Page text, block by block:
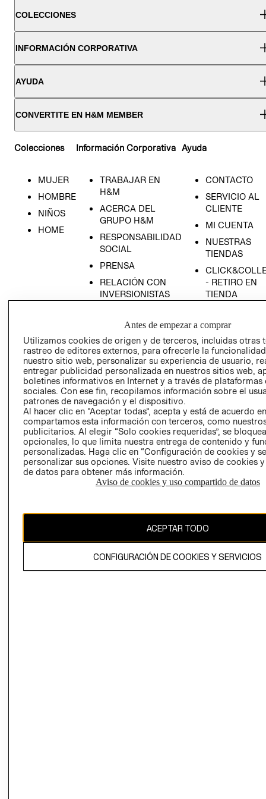
COLECCIONES
INFORMACIÓN CORPORATIVA
AYUDA
CONVERTITE EN H&M MEMBER
Colecciones
MUJER
HOMBRE
NIÑOS
HOME
Información Corporativa
TRABAJAR EN
H&M
ACERCA DEL
GRUPO H&M
RESPONSABILIDAD
SOCIAL
PRENSA
RELACIÓN CON
INVERSIONISTAS
EMPRESARIAL
Ayuda
CONTACTO
SERVICIO AL
CLIENTE
MI CUENTA
NUESTRAS
TIENDAS
- RETIRO EN
TIENDA
CONDICIONES
AVISO DE
PRIVACIDAD
GIFT CARD
AVISO DE
COOKIES
Uruguay ($U)
El contenido de esta página web está protegido por copyright y es
propiedad de H&M Hennes & Mauritz AB.
Antes de empezar a comprar
Utilizamos cookies de origen y de terceros, incluidas otras
rastreo de editores externos, para ofrecerle la
nuestro sitio web, personalizar su experiencia de usuario,
entregar publicidad personalizada en nuestros sitios web,
boletines informativos en Internet y a través de plataformas
sociales. Con ese fin, recopilamos información sobre el
patrones de navegación y el dispositivo.
Al hacer clic en “Aceptar todas”, acepta y está de acuerdo
compartamos esta información con terceros, como
publicitarios. Al elegir “Solo cookies requeridas”, se
opcionales, lo que limita nuestra entrega de contenido y
personalizadas. Haga clic en “Configuración de cookies y
personalizar sus opciones. Visite nuestro aviso de cookies
de datos para obtener más información.
Aviso de cookies y uso compartido de datos
ACEPTAR TODO
CONFIGURACIÓN DE COOKIES Y SERVICIOS